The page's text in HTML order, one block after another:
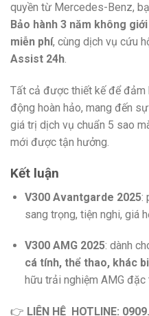
quyền từ Mercedes-Benz,
Bảo hành 3 năm không
miễn phí, cùng dịch vụ cứu
Assist 24h.
Tất cả được thiết kế để đảm
động hoàn hảo, mang đến
giá trị dịch vụ chuẩn 5 sao
mới được tận hưởng.
Kết luận
V300 Avantgarde 2025:
sang trọng, tiện nghi, giá
V300 AMG 2025: dành
cá tính, thể thao, khác
hữu trải nghiệm AMG đặc
👉 LIÊN HỆ HOTLINE: